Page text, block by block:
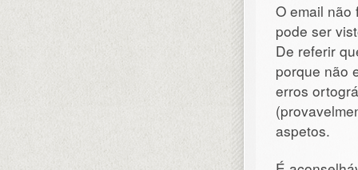
O email não
pode ser
De referir
porque não
erros
aspetos.